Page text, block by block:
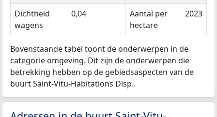
Dichtheid
wagens
0,04
Aantal per
hectare
2023
Bovenstaande tabel toont de onderwerpen in de
categorie omgeving. Dit zijn de onderwerpen die
betrekking hebben op de gebiedsaspecten van de
buurt Saint-Vitu-Habitations Disp..